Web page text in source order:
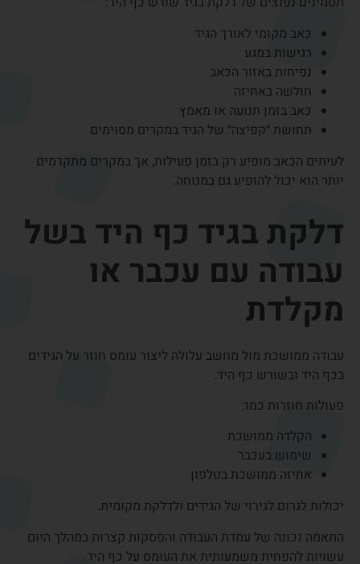
הקלדה ממושכת
שימוש בעכבר
אחיזה ממושכת בטלפון
יכולות לגרום לגירוי של הגידים ולדלקת מקומית.
התאמה נכונה של עמדת העבודה והפסקות קצרות במהלך היום
עשויות להפחית משמעותית את העומס על כף היד.
סוגים נפוצים של
דלקות גידים בכף היד
קיימים מספר מצבים שכיחים יחסית של דלקות גידים באזור כף
היד.
דלקת בגיד האגודל – תסמונת דה
קרווין (De Quervain)
תסמונת דה קרוון היא אחת הדלקות השכיחות ביותר בשורש כף
היד.
מדובר בדלקת של הגידים המניעים את האגודל.
תסמינים אופייניים:
כאב בזמן אחיזה או סחיטה
כאב בהרמת תינוק או שקית קניות
רגישות באזור בסיס האגודל